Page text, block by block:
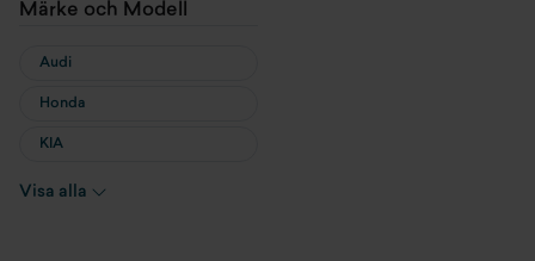
Märke och Modell
Audi
Honda
KIA
Land Rover
Visa alla